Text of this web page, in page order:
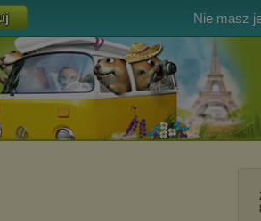
Nie masz